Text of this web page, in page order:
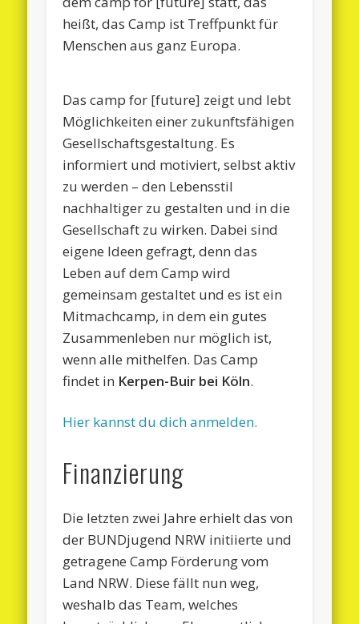
heißt, das Camp ist Treffpunkt für
Menschen aus ganz Europa.
Das camp for [future] zeigt und lebt
Möglichkeiten einer zukunftsfähigen
Gesellschaftsgestaltung. Es
informiert und motiviert, selbst aktiv
zu werden – den Lebensstil
nachhaltiger zu gestalten und in die
Gesellschaft zu wirken. Dabei sind
eigene Ideen gefragt, denn das
Leben auf dem Camp wird
gemeinsam gestaltet und es ist ein
Mitmachcamp, in dem ein gutes
Zusammenleben nur möglich ist,
wenn alle mithelfen. Das Camp
findet in Kerpen-Buir bei Köln.
Hier kannst du dich anmelden.
Finanzierung
Die letzten zwei Jahre erhielt das von
der BUNDjugend NRW initiierte und
getragene Camp Förderung vom
Land NRW. Diese fällt nun weg,
weshalb das Team, welches